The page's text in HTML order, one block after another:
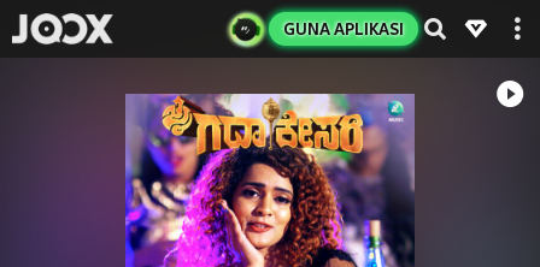
GUNA APLIKASI